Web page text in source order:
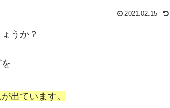
2021.02.15
うか？
出ています。